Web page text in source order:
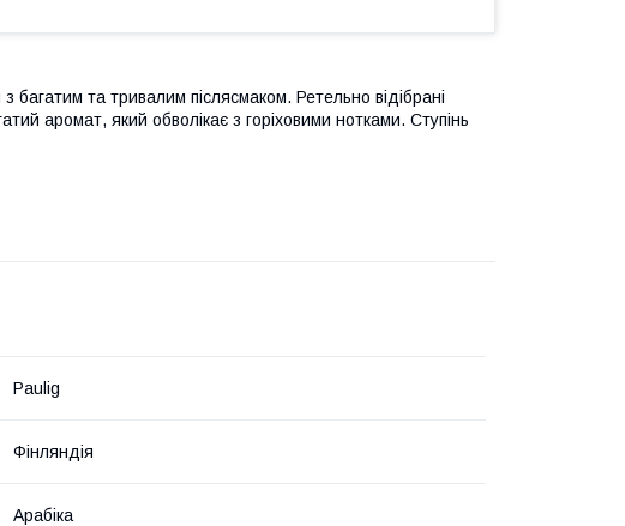
та тривалим післясмаком. Ретельно відібрані
аромат, який обволікає з горіховими нотками. Ступінь
Paulig
Фінляндія
Арабіка